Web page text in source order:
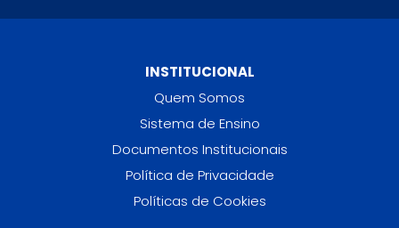
INSTITUCIONAL
Quem Somos
Sistema de Ensino
Documentos Institucionais
Política de Privacidade
Políticas de Cookies